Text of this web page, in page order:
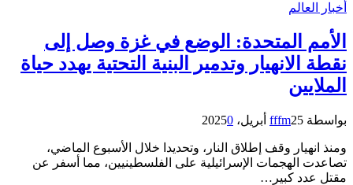
أخبار العالم
الأمم المتحدة: الوضع في غزة وصل إلى
نقطة الانهيار وتدمير البنية التحتية يهدد حياة
الملايين
بواسطة fffm25 أبريل، 2025 0
ومنذ انهيار وقف إطلاق النار، وتحديدا خلال الأسبوع الماضي،
تصاعدت الهجمات الإسرائيلية على الفلسطينيين، مما أسفر عن
مقتل عدد كبير…